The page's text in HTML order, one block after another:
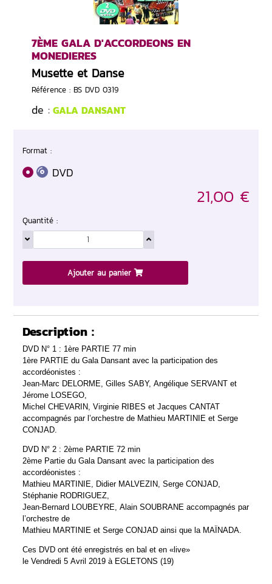
7ÈME GALA D'ACCORDEONS EN
MONEDIERES
Musette et Danse
Référence : BS DVD 0319
de : GALA DANSANT
Format :
DVD
21,00 €
Quantité :
Ajouter au panier
Description :
DVD N° 1 : 1ère PARTIE 77 min
1ère PARTIE du Gala Dansant avec la participation des
accordéonistes :
Jean-Marc DELORME, Gilles SABY, Angélique SERVANT et
Jérome LOSEGO,
Michel CHEVARIN, Virginie RIBES et Jacques CANTAT
accompagnés par l’orchestre de Mathieu MARTINIE et Serge
CONJAD.
DVD N° 2 : 2ème PARTIE 72 min
2ème Partie du Gala Dansant avec la participation des
accordéonistes :
Mathieu MARTINIE, Didier MALVEZIN, Serge CONJAD,
Stéphanie RODRIGUEZ,
Jean-Bernard LOUBEYRE, Alain SOUBRANE accompagnés par
l’orchestre de
Mathieu MARTINIE et Serge CONJAD ainsi que la MAÏNADA.
Ces DVD ont été enregistrés en bal et en «live»
le Vendredi 5 Avril 2019 à EGLETONS (19)